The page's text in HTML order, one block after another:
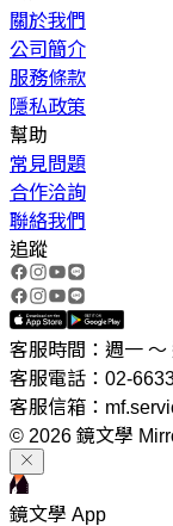
關於我們
公司簡介
服務條款
隱私政策
幫助
常見問題
合作洽詢
聯絡我們
追蹤
客服時間：週一 ～
客服電話：02-
客服信箱：
© 2026 鏡文學
鏡文學 App